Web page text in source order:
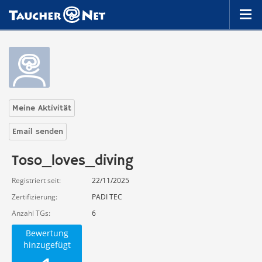
Meine Aktivität
Email senden
Toso_loves_diving
Registriert seit
22/11/2025
Zertifizierung
PADI TEC
Anzahl TGs
6
Bewertung
hinzugefügt